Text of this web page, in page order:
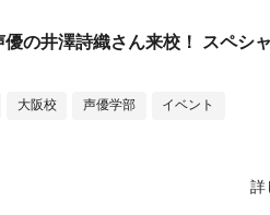
優の井澤詩織さん来校！ スペシ
大阪校 声優学部 イベント
詳